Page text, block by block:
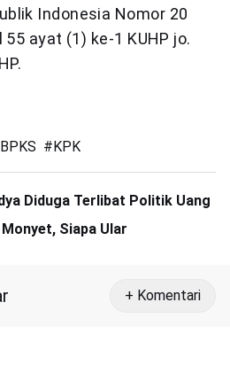
Indonesia Nomor 20
ayat (1) ke-1 KUHP jo.
BPKS # KPK
Diduga Terlibat Politik Uang
Siapa Ular
+ Komentari